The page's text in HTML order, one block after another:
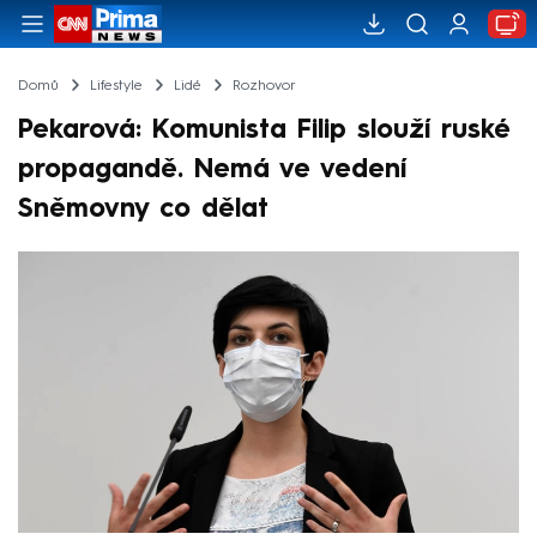
Domů Lifestyle Lidé Rozhovor
Pekarová: Komunista Filip slouží ruské
propagandě. Nemá ve vedení
Sněmovny co dělat